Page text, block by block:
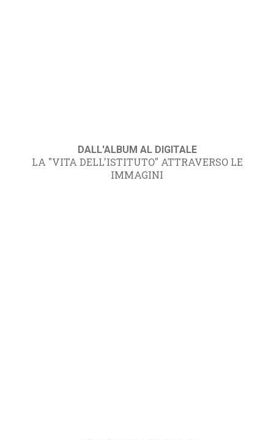
DALL'ALBUM AL DIGITALE
LA "VITA DELL'ISTITUTO" ATTRAVERSO LE
IMMAGINI